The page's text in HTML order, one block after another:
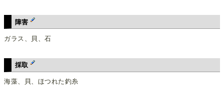
障害
ガラス、貝、石
採取
海藻、貝、ほつれた釣糸